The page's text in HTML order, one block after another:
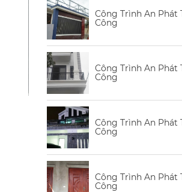
Công Trình An Phát
Công
Công Trình An Phát
Công
Công Trình An Phát
Công
Công Trình An Phát
Công